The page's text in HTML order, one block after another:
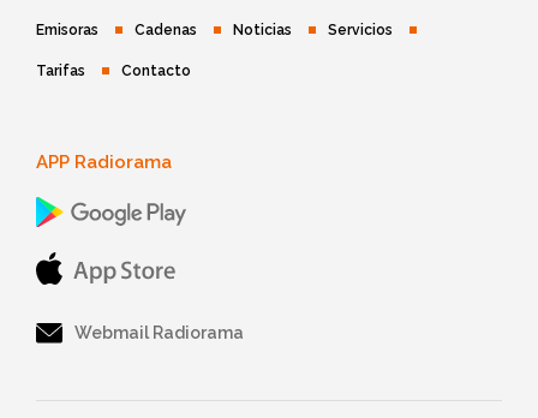
Emisoras Cadenas Noticias Servicios
Tarifas Contacto
APP Radiorama
Webmail Radiorama